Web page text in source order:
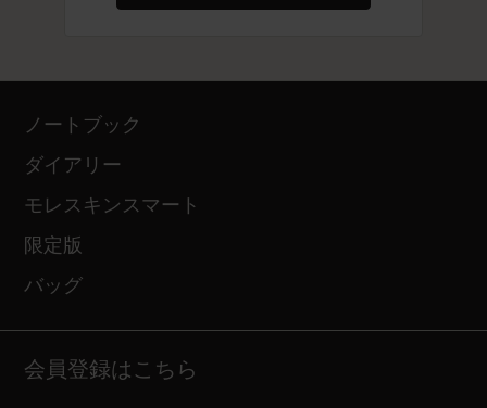
ノートブック
ダイアリー
モレスキンスマート
限定版
バッグ
会員登録はこちら